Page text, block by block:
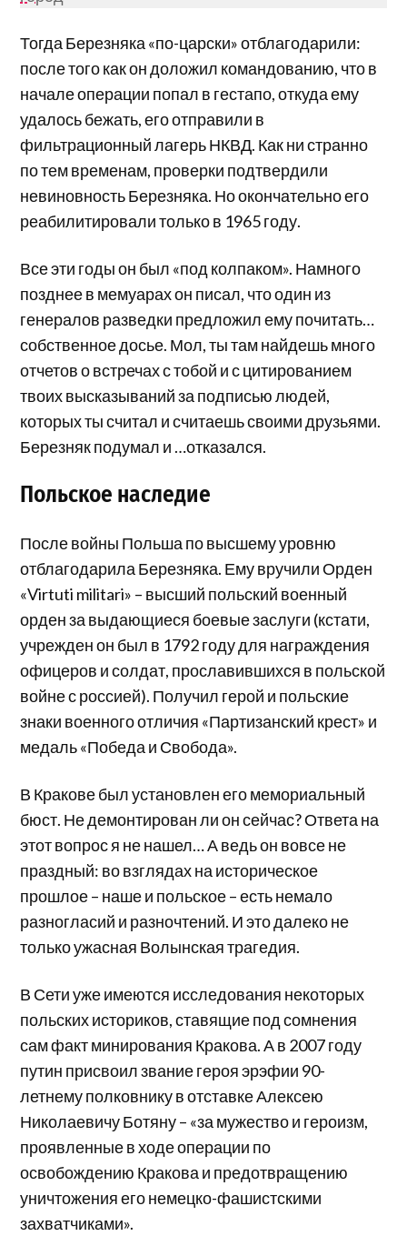
Тогда Березняка «по-царски» отблагодарили:
после того как он доложил командованию, что в
начале операции попал в гестапо, откуда ему
удалось бежать, его отправили в
фильтрационный лагерь НКВД. Как ни странно
по тем временам, проверки подтвердили
невиновность Березняка. Но окончательно его
реабилитировали только в 1965 году.
Все эти годы он был «под колпаком». Намного
позднее в мемуарах он писал, что один из
генералов разведки предложил ему почитать…
собственное досье. Мол, ты там найдешь много
отчетов о встречах с тобой и с цитированием
твоих высказываний за подписью людей,
которых ты считал и считаешь своими друзьями.
Березняк подумал и …отказался.
Польское наследие
После войны Польша по высшему уровню
отблагодарила Березняка. Ему вручили Орден
«Virtuti militari» – высший польский военный
орден за выдающиеся боевые заслуги (кстати,
учрежден он был в 1792 году для награждения
офицеров и солдат, прославившихся в польской
войне с россией). Получил герой и польские
знаки военного отличия «Партизанский крест» и
медаль «Победа и Свобода».
В Кракове был установлен его мемориальный
бюст. Не демонтирован ли он сейчас? Ответа на
этот вопрос я не нашел… А ведь он вовсе не
праздный: во взглядах на историческое
прошлое – наше и польское – есть немало
разногласий и разночтений. И это далеко не
только ужасная Волынская трагедия.
В Сети уже имеются исследования некоторых
польских историков, ставящие под сомнения
сам факт минирования Кракова. А в 2007 году
путин присвоил звание героя эрэфии 90-
летнему полковнику в отставке Алексею
Николаевичу Ботяну – «за мужество и героизм,
проявленные в ходе операции по
освобождению Кракова и предотвращению
уничтожения его немецко-фашистскими
захватчиками».